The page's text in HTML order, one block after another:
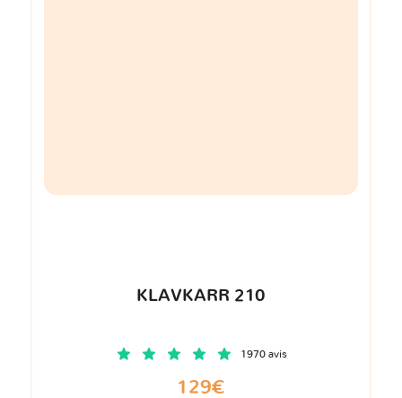
KLAVKARR 210
1970 avis
129€